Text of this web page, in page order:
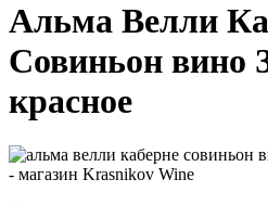
Альма Велли
Совиньон вино
красное